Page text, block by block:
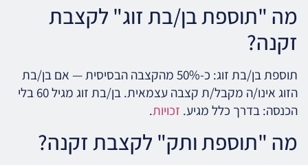
מה "תוספת בן/בת זוג" לקצבת
זקנה?
תוספת בן/בת זוג: כ-50% מהקצבה הבסיסית — אם בן/בת
הזוג אינו/ה מקבל/ת קצבה עצמאית. בן/בת זוג מגיל 60 בלי
הכנסה: בדרך כלל מגיע. זכויות.
מה "תוספת ותק" לקצבת זקנה?